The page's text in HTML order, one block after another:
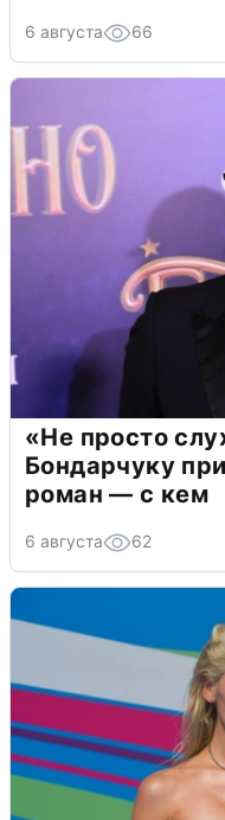
6 августа 66
«Не просто
Бондарчуку
роман — с кем
6 августа 62